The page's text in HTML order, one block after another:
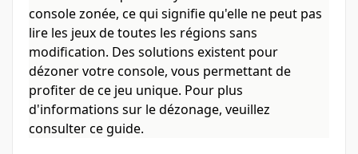
console zonée, ce qui signifie qu'elle ne peut pas
lire les jeux de toutes les régions sans
modification. Des solutions existent pour
dézoner votre console, vous permettant de
profiter de ce jeu unique. Pour plus
d'informations sur le dézonage, veuillez
consulterce guide.